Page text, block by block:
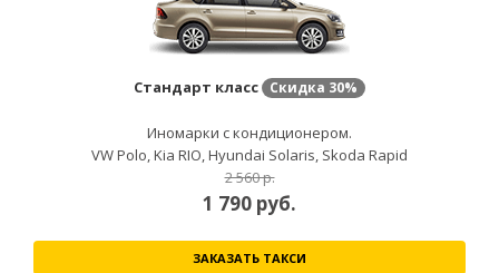
Стандарт класс Скидка 30%
Иномарки с кондиционером.
VW Polo, Kia RIO, Hyundai Solaris, Skoda Rapid
2 560 р.
1 790 руб.
ЗАКАЗАТЬ ТАКСИ